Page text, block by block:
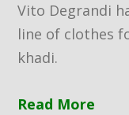
Vito Degrandi
line of clothes
khadi.
Read More